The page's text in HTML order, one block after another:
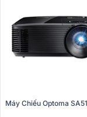
Máy Chiếu Optoma